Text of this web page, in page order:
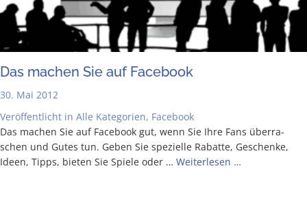
Das machen Sie auf Facebook
30. Mai 2012
Veröffentlicht in Alle Kategorien, Facebook
Das machen Sie auf Face­book gut, wenn Sie Ihre Fans über­ra­
schen und Gutes tun. Geben Sie spe­zi­el­le Rabat­te, Geschen­ke,
Ideen, Tipps, bie­ten Sie Spie­le oder … Wei­ter­le­sen …